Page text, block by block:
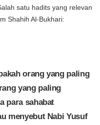
satu hadits yang relevan
Shahih Al-Bukhari:
orang yang paling
yang paling
para sahabat
menyebut Nabi Yusuf